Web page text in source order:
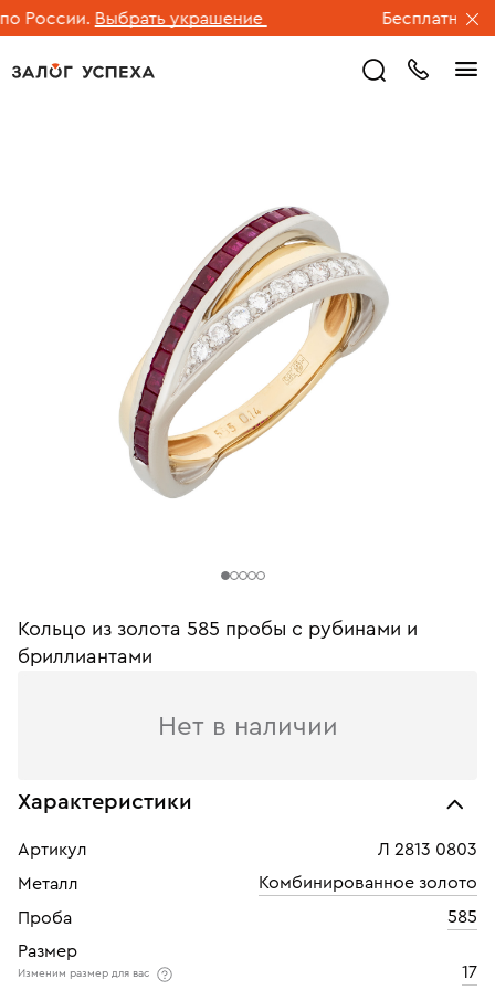
России. Выбрать украшение Бесплатная
Кольцо из золота 585 пробы с рубинами и
бриллиантами
Нет в наличии
Характеристики
Артикул
Л 2813 0803
Металл
Комбинированное золото
Проба
585
Размер
Изменим размер для вас
17